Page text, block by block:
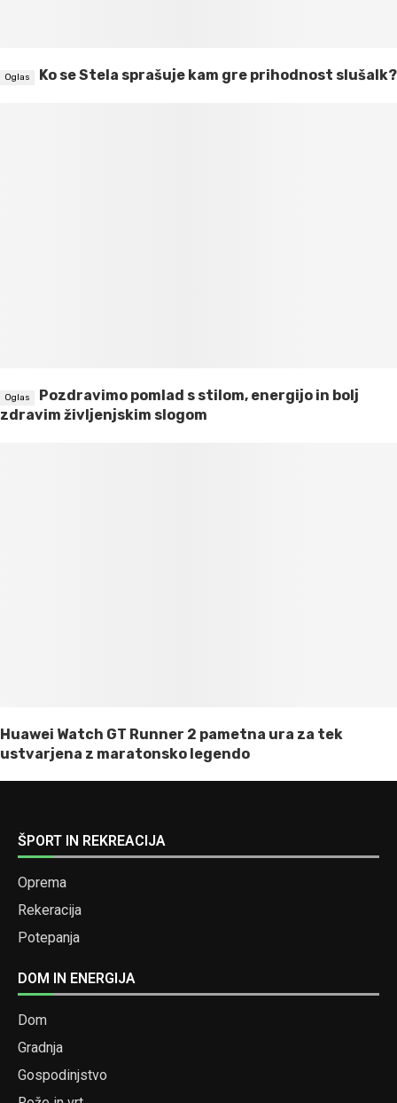
Ko se Stela sprašuje kam gre prihodnost slušalk?
Pozdravimo pomlad s stilom, energijo in bolj
zdravim življenjskim slogom
Huawei Watch GT Runner 2 pametna ura za tek
ustvarjena z maratonsko legendo
ŠPORT IN REKREACIJA
Oprema
Rekeracija
Potepanja
DOM IN ENERGIJA
Dom
Gradnja
Gospodinjstvo